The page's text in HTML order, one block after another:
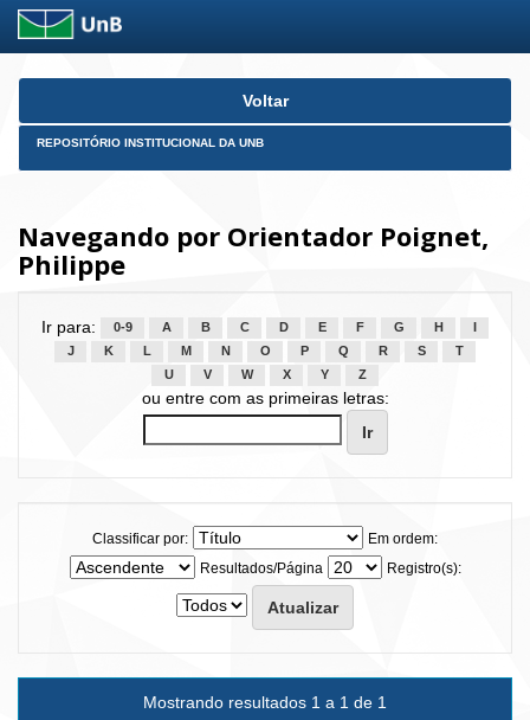
Skip
Voltar
REPOSITÓRIO INSTITUCIONAL DA UNB
Navegando por Orientador Poignet,
Philippe
Ir para: 0-9 A B C D E F G H
J
K L M N O P Q R S
T
U
V W X Y Z
ou entre com as primeiras letras:
Classificar por:
Em ordem:
Resultados/Página
Registro(s):
Mostrando resultados 1 a 1 de 1